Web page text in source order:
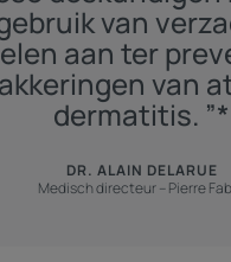
van
aan ter
van
dermatitis. ”*
DR. ALAIN DELARUE
Medisch directeur – Pierre